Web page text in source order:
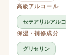
高級アルコール
セテアリルアル
保湿・補修成分
グリセリン